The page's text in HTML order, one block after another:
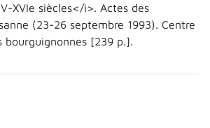
XVIe siècles</i>. Actes des
(23-26 septembre 1993). Centre
bourguignonnes [239 p.].